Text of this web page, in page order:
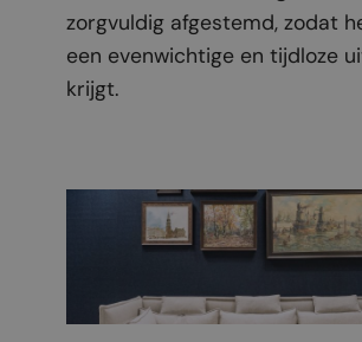
zorgvuldig afgestemd, zodat
een evenwichtige en tijdloze
krijgt.
Moderne kantoorinrichting